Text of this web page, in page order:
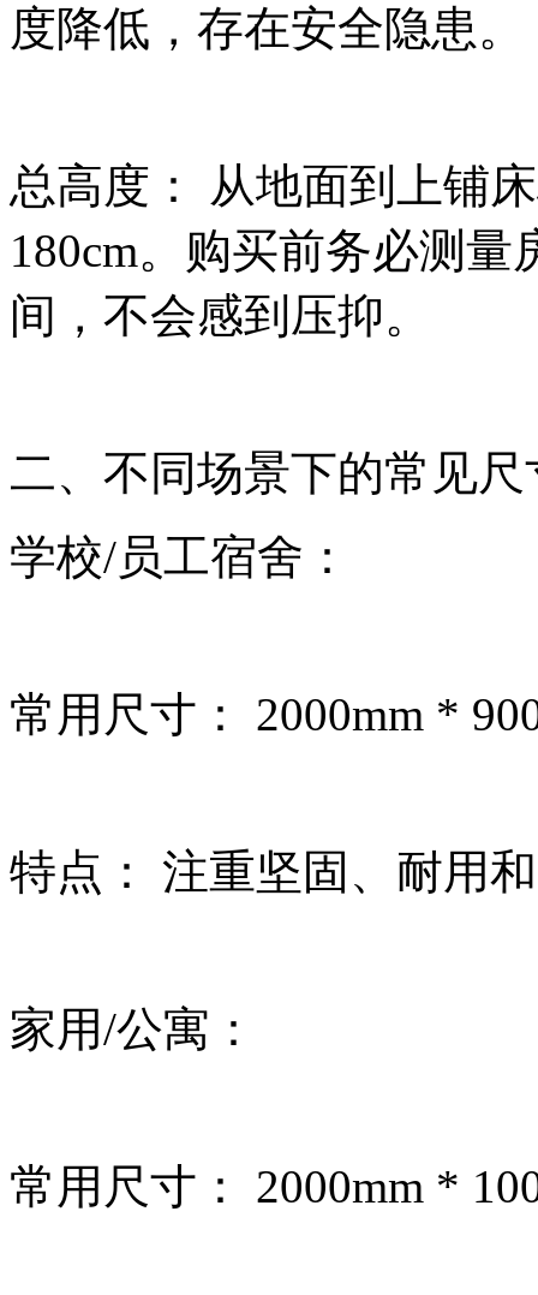
度降低，存在安全隐患。
总高度： 从地面到上铺
180cm。购买前务必测
间，不会感到压抑。
二、不同场景下的常见尺
学校/员工宿舍：
常用尺寸： 2000mm *
特点： 注重坚固、耐用
家用/公寓：
常用尺寸： 2000mm *